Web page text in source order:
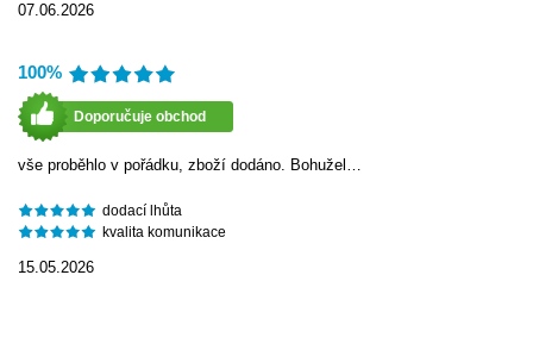
07.06.2026
100%
Doporučuje obchod
vše proběhlo v pořádku, zboží dodáno. Bohužel…
dodací lhůta
kvalita komunikace
15.05.2026